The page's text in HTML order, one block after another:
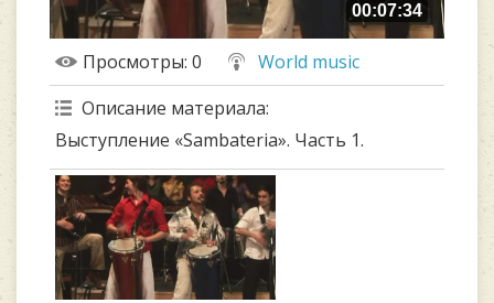
00:07:34
Просмотры: 0
World music
Описание материала:
Выступление «Sambateria». Часть 1.